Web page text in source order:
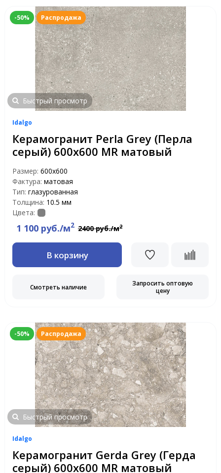
-50% Распродажа
Быстрый просмотр
Idalgo
Керамогранит Perla Grey (Перла
серый) 600х600 MR матовый
Размер: 600х600
Фактура: матовая
Тип: глазурованная
Толщина: 10.5 мм
Цвета:
1 100 руб./м2 2400 руб./м2
В корзину
Смотреть наличие
Запросить оптовую
цену
-50% Распродажа
Быстрый просмотр
Idalgo
Керамогранит Gerda Grey (Герда
серый) 600х600 MR матовый